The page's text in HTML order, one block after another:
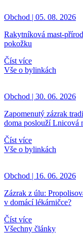
Obchod | 05. 08. 2026
Rakytníková mast-
pokožku
Číst více
Vše o bylinkách
Obchod | 30. 06. 2026
Zapomenutý zázrak
doma poslouží Lnicová
Číst více
Vše o bylinkách
Obchod | 16. 06. 2026
Zázrak z úlu:
v domácí lékárničce?
Číst více
Všechny články